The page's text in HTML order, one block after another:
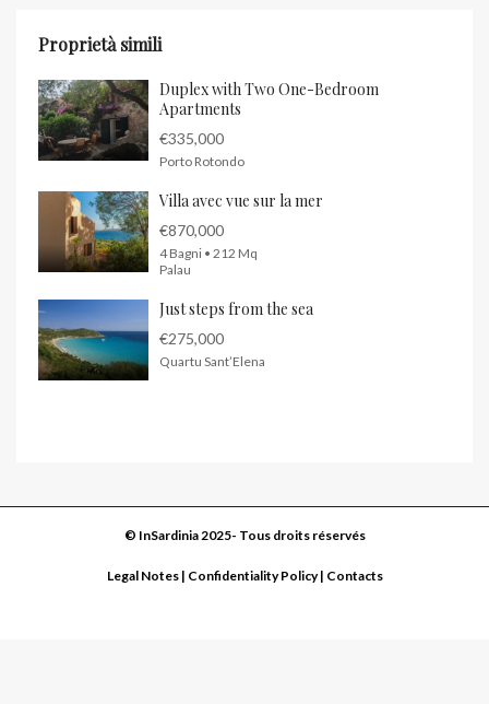
Proprietà simili
Duplex with Two One-Bedroom
Apartments
€335,000
Porto Rotondo
Villa avec vue sur la mer
€870,000
4 Bagni • 212 Mq
Palau
Just steps from the sea
€275,000
Quartu Sant’Elena
© InSardinia 2025- Tous droits réservés
Legal Notes| Confidentiality Policy| Contacts